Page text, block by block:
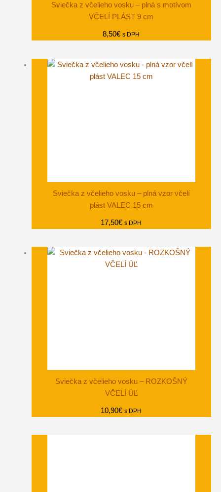
Sviečka z včelieho vosku – plná s motívom
VČELÍ PLÁST 9 cm
8,50€ s DPH
Sviečka z včelieho vosku – plná vzor včelí
plást VALEC 15 cm
17,50€ s DPH
Sviečka z včelieho vosku – ROZKOŠNÝ
VČELÍ ÚĽ
10,90€ s DPH